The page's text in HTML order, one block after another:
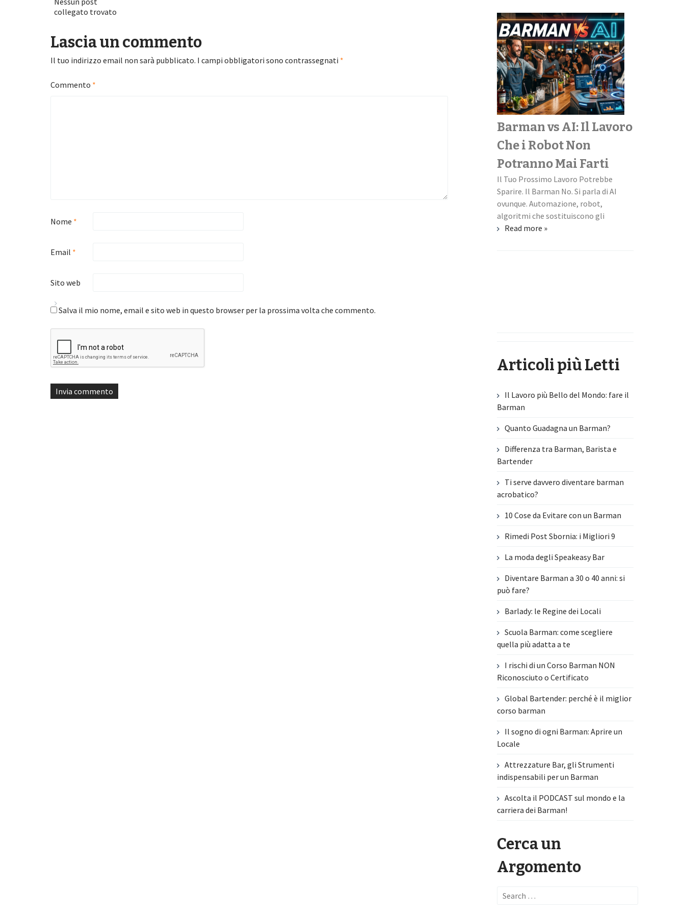
collegato trovato
Lascia un commento
Il tuo indirizzo email non sarà pubblicato. I campi obbligatori sono contrassegnati *
Commento *
Nome *
Email *
Sito web
Salva il mio nome, email e sito web in questo browser per la prossima volta che commento.
Barman vs AI: Il Lavoro
Che i Robot Non
Potranno Mai Farti
Il Tuo Prossimo Lavoro Potrebbe
Sparire. Il Barman No. Si parla di AI
ovunque. Automazione, robot,
algoritmi che sostituiscono gli
Read more »
Articoli più Letti
Il Lavoro più Bello del Mondo: fare il
Barman
Quanto Guadagna un Barman?
Differenza tra Barman, Barista e
Bartender
Ti serve davvero diventare barman
acrobatico?
10 Cose da Evitare con un Barman
Rimedi Post Sbornia: i Migliori 9
La moda degli Speakeasy Bar
Diventare Barman a 30 o 40 anni: si
può fare?
Barlady: le Regine dei Locali
Scuola Barman: come scegliere
quella più adatta a te
I rischi di un Corso Barman NON
Riconosciuto o Certificato
Global Bartender: perché è il miglior
corso barman
Il sogno di ogni Barman: Aprire un
Locale
Attrezzature Bar, gli Strumenti
indispensabili per un Barman
Ascolta il PODCAST sul mondo e la
carriera dei Barman!
Cerca un
Argomento
Search